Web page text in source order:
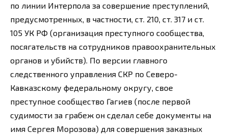
по линии Интерпола за совершение преступлений,
предусмотренных, в частности, ст. 210, ст. 317 и ст.
105 УК РФ (организация преступного сообщества,
посягательств на сотрудников правоохранительных
органов и убийств). По версии главного
следственного управления СКР по Северо-
Кавказскому федеральному округу, свое
преступное сообщество Гагиев (после первой
судимости за грабеж он сделал себе документы на
имя Сергея Морозова) для совершения заказных